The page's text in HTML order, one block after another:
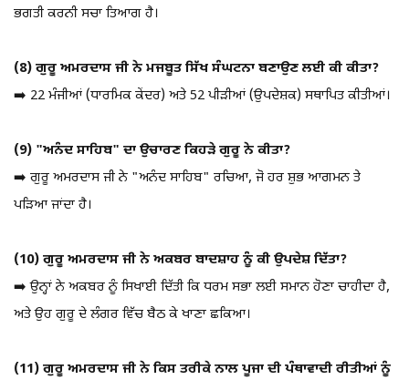
ਭਗਤੀ ਕਰਨੀ ਸਚਾ ਤਿਆਗ ਹੈ।
(8) ਗੁਰੂ ਅਮਰਦਾਸ ਜੀ ਨੇ ਮਜਬੂਤ ਸਿੱਖ ਸੰਘਟਨਾ ਬਣਾਉਣ ਲਈ ਕੀ ਕੀਤਾ?
➡️ 22 ਮੰਜੀਆਂ (ਧਾਰਮਿਕ ਕੇਂਦਰ) ਅਤੇ 52 ਪੀੜੀਆਂ (ਉਪਦੇਸ਼ਕ) ਸਥਾਪਿਤ ਕੀਤੀਆਂ।
(9) "ਅਨੰਦ ਸਾਹਿਬ" ਦਾ ਉਚਾਰਣ ਕਿਹੜੇ ਗੁਰੂ ਨੇ ਕੀਤਾ?
➡️ ਗੁਰੂ ਅਮਰਦਾਸ ਜੀ ਨੇ "ਅਨੰਦ ਸਾਹਿਬ" ਰਚਿਆ, ਜੋ ਹਰ ਸ਼ੁਭ ਆਗਮਨ ਤੇ
ਪੜਿਆ ਜਾਂਦਾ ਹੈ।
(10) ਗੁਰੂ ਅਮਰਦਾਸ ਜੀ ਨੇ ਅਕਬਰ ਬਾਦਸ਼ਾਹ ਨੂੰ ਕੀ ਉਪਦੇਸ਼ ਦਿੱਤਾ?
➡️ ਉਨ੍ਹਾਂ ਨੇ ਅਕਬਰ ਨੂੰ ਸਿਖਾਈ ਦਿੱਤੀ ਕਿ ਧਰਮ ਸਭਾ ਲਈ ਸਮਾਨ ਹੋਣਾ ਚਾਹੀਦਾ ਹੈ,
ਅਤੇ ਉਹ ਗੁਰੂ ਦੇ ਲੰਗਰ ਵਿੱਚ ਬੈਠ ਕੇ ਖਾਣਾ ਛਕਿਆ।
(11) ਗੁਰੂ ਅਮਰਦਾਸ ਜੀ ਨੇ ਕਿਸ ਤਰੀਕੇ ਨਾਲ ਪੂਜਾ ਦੀ ਪੰਥਾਵਾਦੀ ਰੀਤੀਆਂ ਨੂੰ